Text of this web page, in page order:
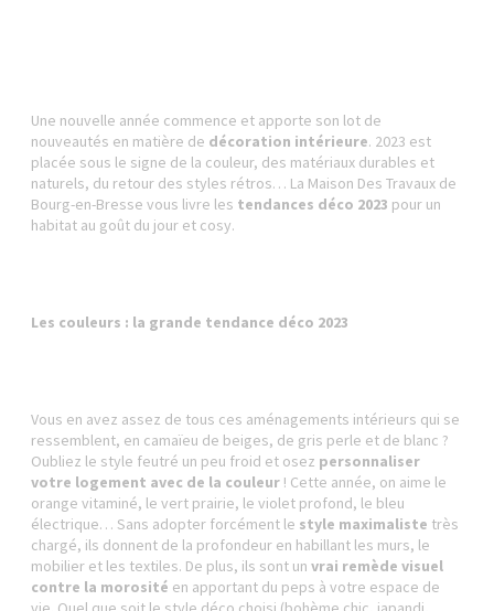
Une nouvelle année commence et apporte son lot de
nouveautés en matière de décoration intérieure. 2023 est
placée sous le signe de la couleur, des matériaux durables et
naturels, du retour des styles rétros… La Maison Des Travaux de
Bourg-en-Bresse vous livre les tendances déco 2023 pour un
habitat au goût du jour et cosy.
Les couleurs : la grande tendance déco 2023
Vous en avez assez de tous ces aménagements intérieurs qui se
ressemblent, en camaïeu de beiges, de gris perle et de blanc ?
Oubliez le style feutré un peu froid et osez personnaliser
votre logement avec de la couleur ! Cette année, on aime le
orange vitaminé, le vert prairie, le violet profond, le bleu
électrique… Sans adopter forcément le style maximaliste très
chargé, ils donnent de la profondeur en habillant les murs, le
mobilier et les textiles. De plus, ils sont unvrai remède visuel
contre la morosité en apportant du peps à votre espace de